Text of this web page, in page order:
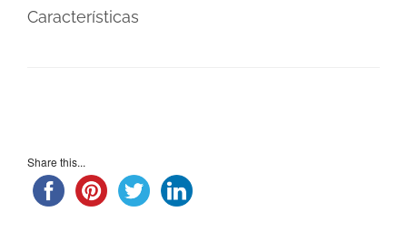
Características
Share this...